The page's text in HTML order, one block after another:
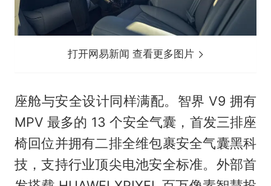
打开网易新闻 查看更多图片
座舱与安全设计同样满配。智界 V9 拥有
MPV 最多的 13 个安全气囊，首发三排座
椅回位并拥有二排全维包裹安全气囊黑科
技，支持行业顶尖电池安全标准。外部首